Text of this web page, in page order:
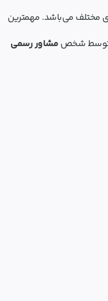
مختلف می‌باشد. مهمترین
توسط شخص مشاور رسمی